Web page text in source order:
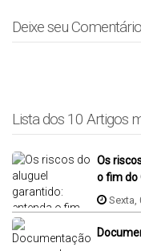
Deixe seu Comentário
Lista dos 10 Artigos
Os
o fim do
Sexta,